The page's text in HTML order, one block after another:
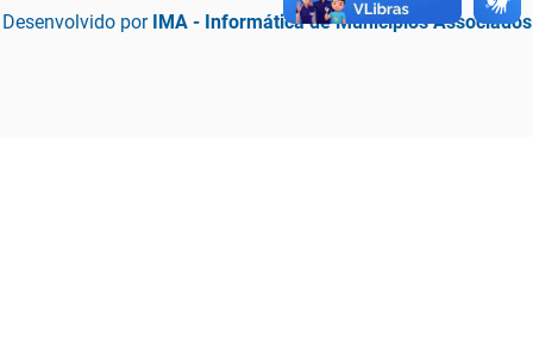
Desenvolvido por IMA - Informática de Municípios Associados